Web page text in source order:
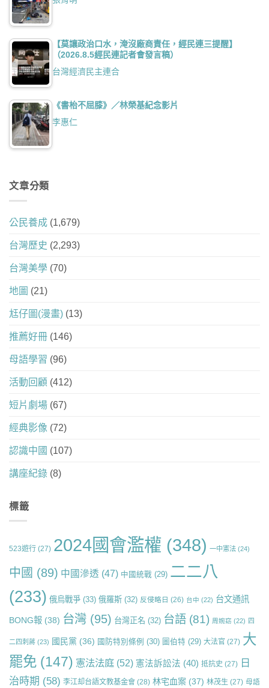
【莫讓政治口水，淹沒廠商責任，經民連三提醒】
（2026.8.5經民連記者會發言稿）
台灣經濟民主連合
《書枱不屈膝》／林榮基紀念影片
李惠仁
文章分類
公民養成 (1,679)
台灣歷史 (2,293)
台灣美學 (70)
地圖 (21)
尪仔圖(漫畫) (13)
推薦好冊 (146)
母語學習 (96)
活動回顧 (412)
短片劇場 (67)
經典影像 (72)
認識中國 (107)
講座紀錄 (8)
標籤
523遊行 (27) 2024國會濫權 (348) 一中憲法 (24)
中國 (89) 中國滲透 (47) 中國統戰 (29) 二二八
(233) 俄烏戰爭 (33) 俄羅斯 (32) 反侵略日 (26) 台中 (22) 台文通訊
BONG報 (38) 台灣 (95) 台灣正名 (32) 台語 (81) 周婉窈 (22) 四
二四刺蔣 (23) 國民黨 (36) 國防特別條例 (30) 圖伯特 (29) 大法官 (27) 大
罷免 (147) 憲法法庭 (52) 憲法訴訟法 (40) 抵抗史 (27) 日
治時期 (58) 李江却台語文教基金會 (28) 林宅血案 (37) 林茂生 (27) 母語